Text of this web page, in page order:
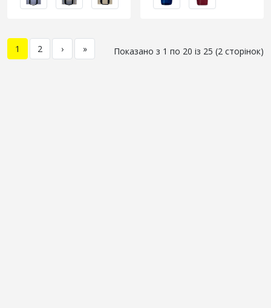
1 2 › » Показано з 1 по 20 із 25 (2 сторінок)